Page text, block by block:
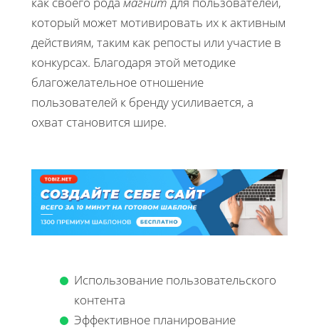
который может мотивировать их к активным
действиям, таким как репосты или участие в
конкурсах. Благодаря этой методике
благожелательное отношение
пользователей к бренду усиливается, а
охват становится шире.
Использование пользовательского
контента
Эффективное планирование